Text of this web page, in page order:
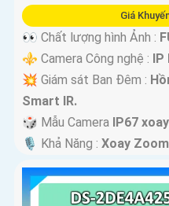
Giá
👀 Chất lượng hình Ảnh :
⚜️ Camera Công nghệ : IP
💥 Giám sát Ban Đêm :
Smart IR.
🎲 Mẫu Camera IP67
️🎙 Khả Năng : Xoay